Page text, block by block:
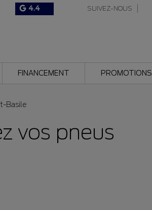
4.4 SUIVEZ-NOUS
FINANCEMENT PROMOTIONS
Basile
vos pneus